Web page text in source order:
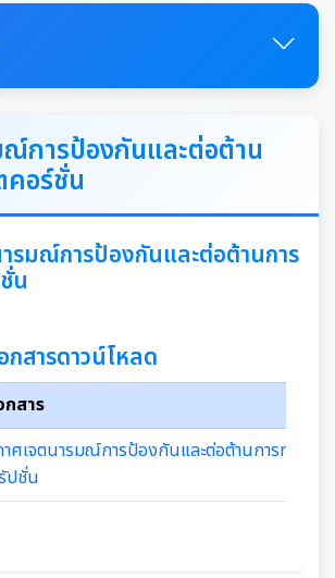
นายกเทศมนตรีเมืองสุเทพ
วกับเทศบาล
ที่ของเทศบาล
งาน
งานประจำปี
รกำกับติดตามการดำเนินงานประจำปีรอบ 6
ดตามและประเมินผลแผนพัฒนาท้องถิ่น
ณ์การป้องกันและต่อต้าน
คอร์ชั่น
ารมณ์การป้องกันและต่อต้านการ
น
กสารดาวน์โหลด
กสาร
าศเจตนารมณ์การป้องกันและต่อต้านการทุจริต
ปชั่น